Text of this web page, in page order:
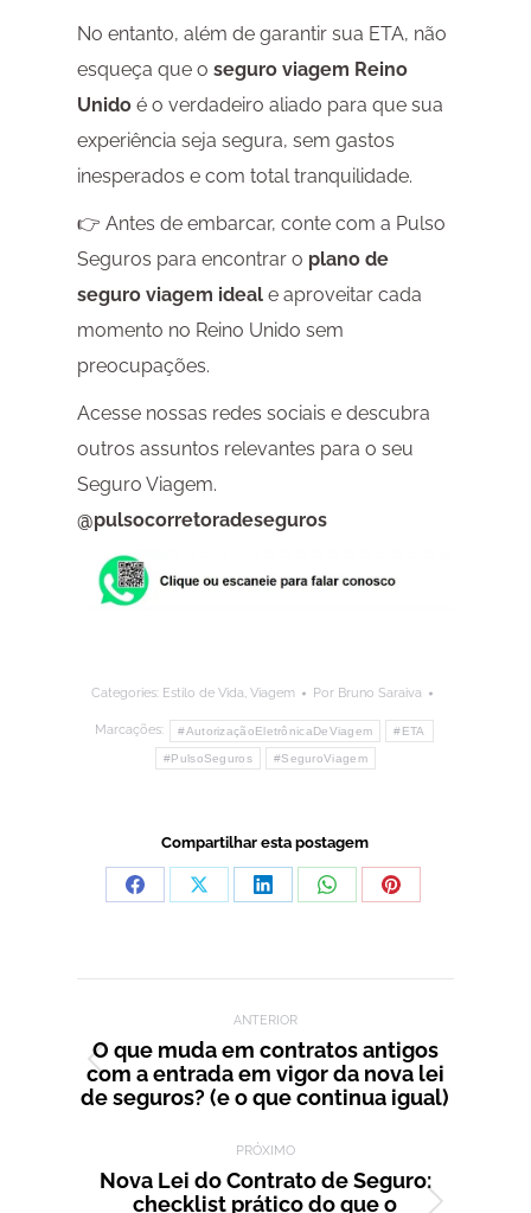
No entanto, além de garantir sua ETA, não
esqueça que o seguro viagem Reino
Unidoé o verdadeiro aliado para que sua
experiência seja segura, sem gastos
inesperados e com total tranquilidade.
👉 Antes de embarcar, conte com a Pulso
Seguros para encontrar o plano de
seguro viagem ideale aproveitar cada
momento no Reino Unido sem
preocupações.
Acesse nossas redes sociais e descubra
outros assuntos relevantes para o seu
Seguro Viagem.
@pulsocorretoradeseguros
Categories: Estilo de Vida, Viagem Por Bruno Saraiva
Marcações: #AutorizaçãoEletrônicaDeViagem #ETA
#PulsoSeguros #SeguroViagem
Compartilhar esta postagem
CompartilharCompartilharCompartilharCompartilharCompartilhar
ANTERIOR
Post
anterior:
O que muda em contratos antigos
com a entrada em vigor da nova lei
de seguros? (e o que continua igual)
PRÓXIMO
Nova Lei do Contrato de Seguro:
checklist prático do que o